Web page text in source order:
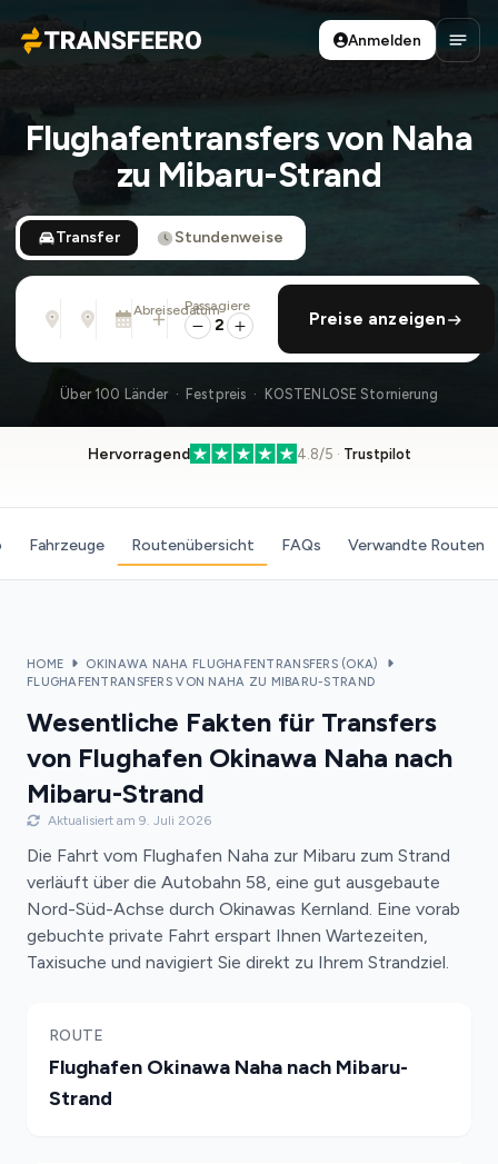
Transfeero
Anmelden
Flughafentransfers von Naha
zu Mibaru-Strand
Transfer Stundenweise
Von
Adresse, Flughafen, Hotel, ...
Nach
Adresse, Flughafen, Hotel, ...
Abreisedatum
Mo., 10. Aug. · 01:45 PM
rückfahrt hinzufügen
Passagiere
2 Preise anzeigen
Über 100 Länder · Festpreis · KOSTENLOSE Stornierung
Hervorragend 4.8/5 · Trustpilot
Fahrzeuge Routenübersicht FAQs Verwandte Routen
HOME
OKINAWA NAHA FLUGHAFENTRANSFERS (OKA)
FLUGHAFENTRANSFERS VON NAHA ZU MIBARU-STRAND
Wesentliche Fakten für Transfers
von Flughafen Okinawa Naha nach
Mibaru-Strand
Aktualisiert am 9. Juli 2026
Die Fahrt vom Flughafen Naha zur Mibaru zum Strand
verläuft über die Autobahn 58, eine gut ausgebaute
Nord-Süd-Achse durch Okinawas Kernland. Eine vorab
gebuchte private Fahrt erspart Ihnen Wartezeiten,
Taxisuche und navigiert Sie direkt zu Ihrem Strandziel.
ROUTE
Flughafen Okinawa Naha nach Mibaru-
Strand